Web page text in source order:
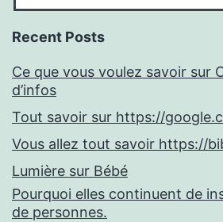
Recent Posts
Ce que vous voulez savoir sur
d’infos
Tout savoir sur https://
Vous allez tout savoir https://
Lumière sur Bébé
Pourquoi elles continuent de
de personnes.